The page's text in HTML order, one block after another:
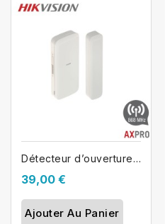
Détecteur d’ouverture de porte et...
39,00 €
Ajouter Au Panier